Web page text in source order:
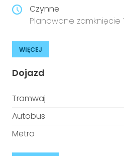
Czynne
Planowane zamknięcie
WIĘCEJ
Dojazd
Tramwaj
Autobus
Metro